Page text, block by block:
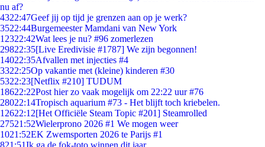
nu af?
4322:47Geef jij op tijd je grenzen aan op je werk?
3522:44Burgemeester Mamdani van New York
12322:42Wat lees je nu? #96 zomerlezen
29822:35[Live Eredivisie #1787] We zijn begonnen!
14022:35Afvallen met injecties #4
3322:25Op vakantie met (kleine) kinderen #30
5322:23[Netflix #210] TUDUM
18622:22Post hier zo vaak mogelijk om 22:22 uur #76
28022:14Tropisch aquarium #73 - Het blijft toch kriebelen.
12622:12[Het Officiële Steam Topic #201] Steamrolled
27521:52Wielerprono 2026 #1 We mogen weer
1021:52EK Zwemsporten 2026 te Parijs #1
821:51Ik ga de fok-toto winnen dit jaar